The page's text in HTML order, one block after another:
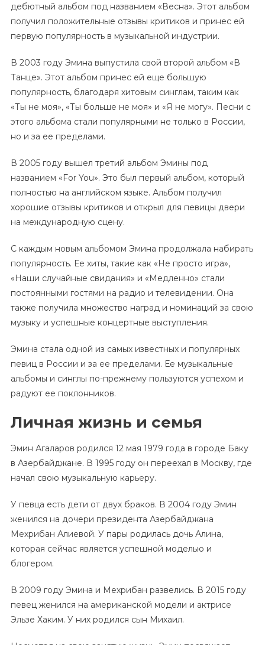
дебютный альбом под названием «Весна». Этот альбом
получил положительные отзывы критиков и принес ей
первую популярность в музыкальной индустрии.
В 2003 году Эмина выпустила свой второй альбом «В
Танце». Этот альбом принес ей еще большую
популярность, благодаря хитовым синглам, таким как
«Ты не моя», «Ты больше не моя» и «Я не могу». Песни с
этого альбома стали популярными не только в России,
но и за ее пределами.
В 2005 году вышел третий альбом Эмины под
названием «For You». Это был первый альбом, который
полностью на английском языке. Альбом получил
хорошие отзывы критиков и открыл для певицы двери
на международную сцену.
С каждым новым альбомом Эмина продолжала набирать
популярность. Ее хиты, такие как «Не просто игра»,
«Наши случайные свидания» и «Медленно» стали
постоянными гостями на радио и телевидении. Она
также получила множество наград и номинаций за свою
музыку и успешные концертные выступления.
Эмина стала одной из самых известных и популярных
певиц в России и за ее пределами. Ее музыкальные
альбомы и синглы по-прежнему пользуются успехом и
радуют ее поклонников.
Личная жизнь и семья
Эмин Агаларов родился 12 мая 1979 года в городе Баку
в Азербайджане. В 1995 году он переехал в Москву, где
начал свою музыкальную карьеру.
У певца есть дети от двух браков. В 2004 году Эмин
женился на дочери президента Азербайджана
Мехрибан Алиевой. У пары родилась дочь Алина,
которая сейчас является успешной моделью и
блогером.
В 2009 году Эмина и Мехрибан развелись. В 2015 году
певец женился на американской модели и актрисе
Эльзе Хаким. У них родился сын Михаил.